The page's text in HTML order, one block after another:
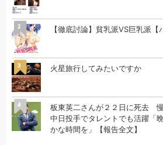
2 【徹底討論】貧乳派VS巨乳派【
3 火星旅行してみたいですか
4
板東英二さんが２２日に死去
中日投手でタレントでも活躍「
かな時間を」【報告全文】